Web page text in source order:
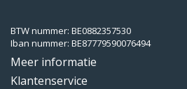
BTW nummer: BE0882357530
Iban nummer: BE87779590076494
Meer informatie
Klantenservice